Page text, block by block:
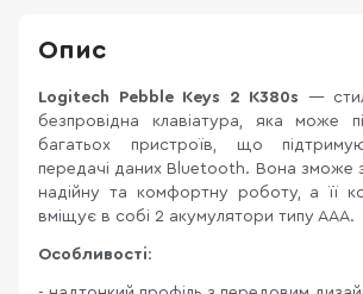
Опис
Logitech Pebble Keys 2 K380s —
безпровідна клавіатура, яка може
багатьох пристроїв, що
передачі даних Bluetooth. Вона зможе
надійну та комфортну роботу, а її
вміщує в собі 2 акумулятори типу ААА.
Особливості: